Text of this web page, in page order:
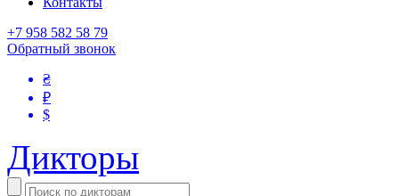
+7 958 582 58 79
Обратный звонок
₴
₽
$
Дикторы